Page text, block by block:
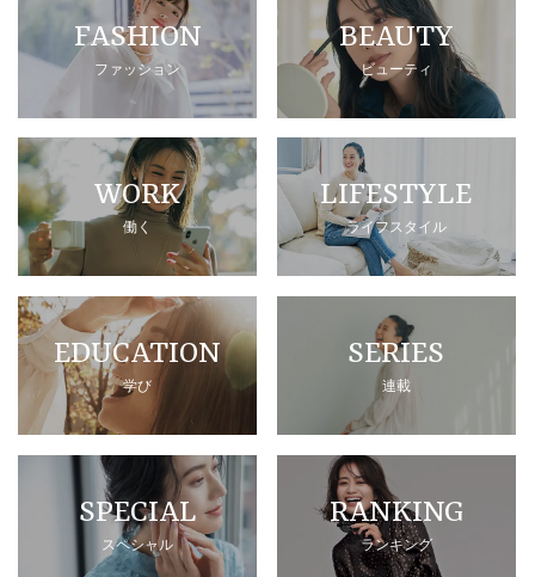
FASHION
ファッション
BEAUTY
ビューティ
WORK
働く
LIFESTYLE
ライフスタイル
EDUCATION
学び
SERIES
連載
SPECIAL
スペシャル
RANKING
ランキング